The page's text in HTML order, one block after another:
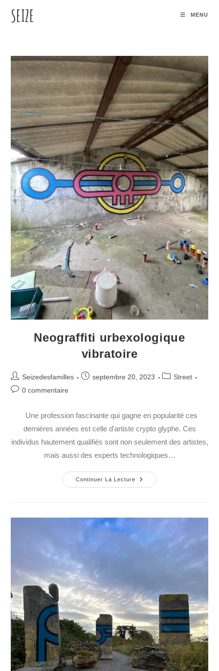
SEIZE MENU
Neograffiti urbexologique
vibratoire
Seizedesfamilles septembre 20, 2023
Street
0 commentaire
Une profession fascinante qui gagne en popularité ces
dernières années est celle d'artiste crypto glyphe. Ces
individus hautement qualifiés sont non seulement des artistes,
mais aussi des experts technologiques…
Continuer La Lecture